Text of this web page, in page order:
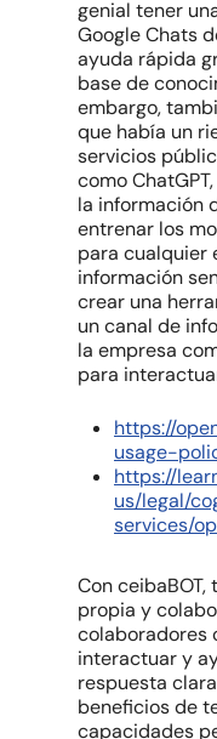
genial tener
Google Chats
ayuda rápida
base de
embargo,
que había un
servicios
como
la información
entrenar los
para cualquier
información
crear una
un canal de
la empresa
para
https://
usage-
https://
us/legal/
services/
Con
propia y
colaboradores
interactuar y
respuesta
beneficios de
capacidades